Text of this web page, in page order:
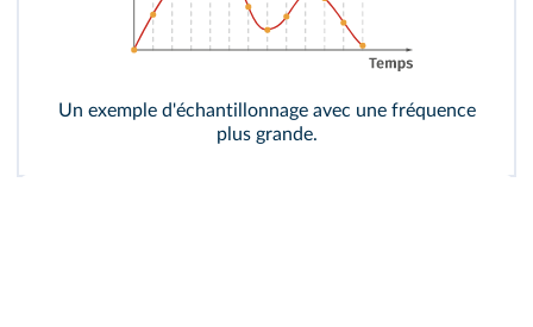
Un exemple d'échantillonnage avec une fréquence
plus grande.